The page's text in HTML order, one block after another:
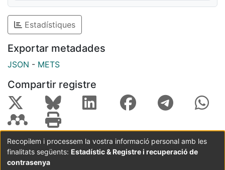
Estadístiques
Exportar metadades
JSON - METS
Compartir registre
Coordinació:CRAI UB Avís legal
Metadades
subjectes a:
Recopilem i processem la vostra informació personal amb les
finalitats següents: Estadístic & Registre i recuperació de
contrasenya